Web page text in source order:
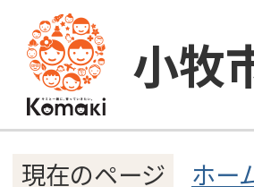
小牧
現在のページ ホー